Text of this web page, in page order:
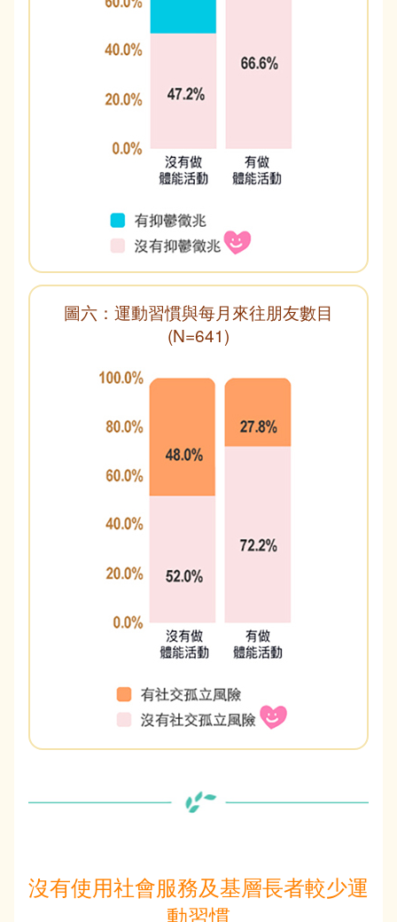
圖六：運動習慣與每月來往朋友數目
(N=641)
沒有使用社會服務及基層長者較少運
動習慣